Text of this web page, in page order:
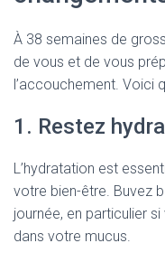
À 38 semaines de
de vous et de vous
l’accouchement. Voici
1. Restez
L’hydratation est
votre bien-être. Buvez
journée, en particulier
dans votre mucus.